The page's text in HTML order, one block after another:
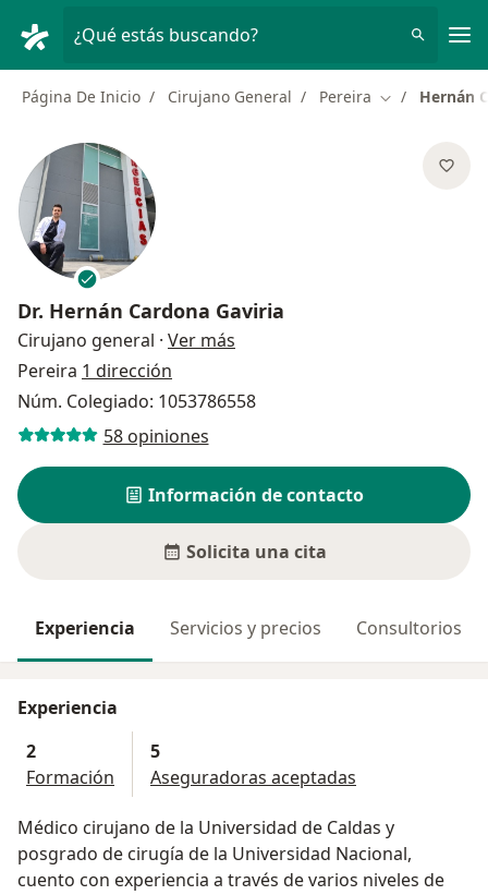
¿Qué estás buscando?
Página De Inicio Cirujano General Pereira Cambiar de
Hernán
Dr. Hernán Cardona Gaviria
Cirujano general · Ver más
Pereira 1 dirección
Núm. Colegiado: 1053786558
58 opiniones
Información de contacto
Solicita una cita
Experiencia Servicios y precios Consultorios
Experiencia
2
Formación
5
Aseguradoras aceptadas
Médico cirujano de la Universidad de Caldas y
posgrado de cirugía de la Universidad Nacional,
cuento con experiencia a través de varios niveles de